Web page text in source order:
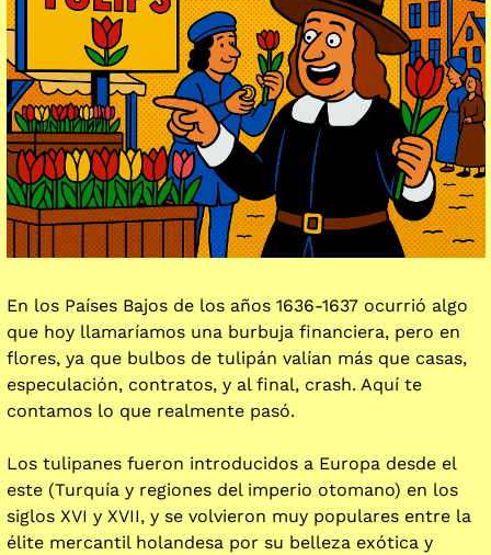
En los Países Bajos de los años 1636-1637 ocurrió algo
que hoy llamaríamos una burbuja financiera, pero en
flores, ya que bulbos de tulipán valían más que casas,
especulación, contratos, y al final, crash. Aquí te
contamos lo que realmente pasó.
Los tulipanes fueron introducidos a Europa desde el
este (Turquía y regiones del imperio otomano) en los
siglos XVI y XVII, y se volvieron muy populares entre la
élite mercantil holandesa por su belleza exótica y